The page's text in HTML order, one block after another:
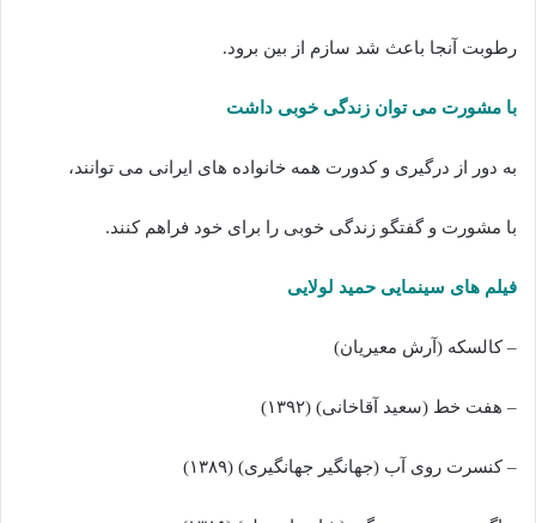
رطوبت آنجا باعث شد سازم از بین برود.
با مشورت می توان زندگی خوبی داشت
به دور از درگیری و کدورت همه خانواده های ایرانی می توانند،
با مشورت و گفتگو زندگی خوبی را برای خود فراهم کنند.
فیلم های سینمایی حمید لولایی
– کالسکه (آرش معیریان)
– هفت خط (سعید آقاخانی) (۱۳۹۲)
– کنسرت روی آب (جهانگیر جهانگیری) (۱۳۸۹)